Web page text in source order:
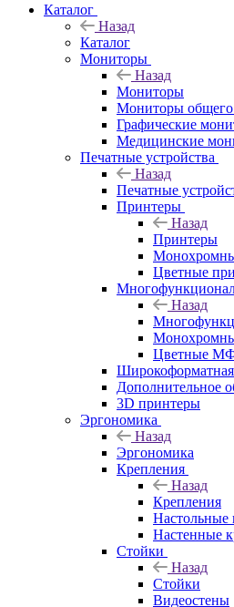
Каталог
Назад
Каталог
Мониторы
Назад
Мониторы
Мониторы
Графические
Медицинские
Печатные устройства
Назад
Печатные
Принтеры
Назад
Принтеры
Цвeтныe
Назад
Цветные
Широкоформатная
Дополнительное
3D принтеры
Эргономика
Назад
Эргономика
Крепления
Назад
Крепления
Настольные
Настенные
Стойки
Назад
Стойки
Видеостены